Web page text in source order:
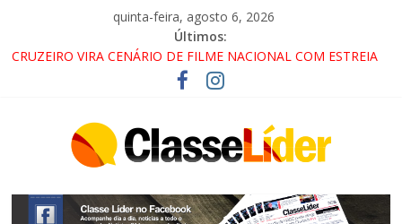
quinta-feira, agosto 6, 2026
Últimos:
CRUZEIRO VIRA CENÁRIO DE FILME NACIONAL COM ESTREIA
PROMOTOR DO GAECO
ACESSO À APARECIDA NA DUTRA SERÁ BLOQUEADO NO FIM
ALTERNATIVAS
LORENA, PINDAMONHANGABA E QUELUZ NA RETA FINAL